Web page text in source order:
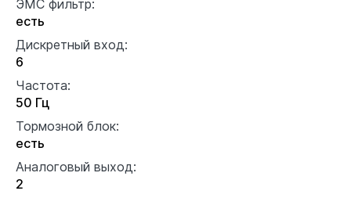
ЭМС фильтр:
есть
Дискретный вход:
6
Частота:
50 Гц
Тормозной блок:
есть
Аналоговый выход:
2